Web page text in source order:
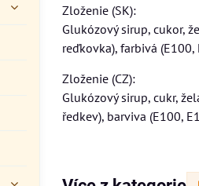
Zloženie (SK):
Glukózový sirup, cukor,
reďkovka), farbivá
Zloženie (CZ):
Glukózový sirup, cukr,
ředkev), barviva (E100,